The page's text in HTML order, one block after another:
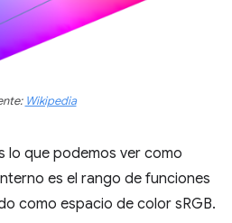
Wikipedia
lo que podemos ver como
es el rango de funciones
como espacio de color sRGB.